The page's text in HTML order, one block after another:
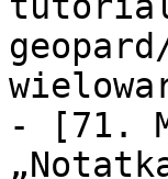
- [71.